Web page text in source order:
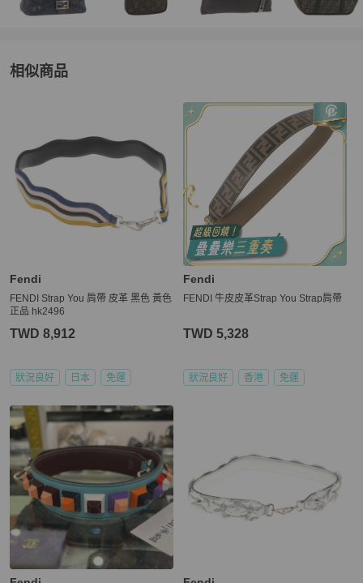
★ 若商品已通過跨境寄送與 PopChill 的鑑定抵達買家手上，而買家
Brand Street 日本，PopChill 並非商品轉售人，商品係為您向日本 B
rand Street 購買，我方協助進行鑑定和訂購，因此我方無法代替賣
方（Brand Street）行使是否同意退貨的權利，Brand Street 是日本
老牌中古店，對於品質和信譽均有良好的把關，敬請放心購買。
★ 買家一旦依照 PopChill 平台所定方式、條件及流程完成下單，即
表示願意依照本服務約定條款及相關網頁上所載明的約定內容、交易
條件、退貨政策或限制。
★ 商品通過鑑定（鑑證）後，PopChill 依法將會開立「訂單金額」全
額的台灣統一發票，以電子發票形式寄至買家提供之電郵信箱。
★ 各國海關如有關稅 PopChill 均依法申報相符之金額，且均由 Pop
相似商品
Fendi
FENDI Strap You 肩帶 皮革 黑色 黃色
正品 hk2496
TWD 8,912
狀況良好 日本 免運
Fendi
FENDI 牛皮皮革Strap You Strap肩帶
TWD 5,328
狀況良好 香港 免運